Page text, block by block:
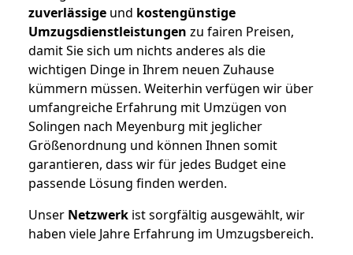
zuverlässige und kostengünstige
Umzugsdienstleistungen zu fairen Preisen,
damit Sie sich um nichts anderes als die
wichtigen Dinge in Ihrem neuen Zuhause
kümmern müssen. Weiterhin verfügen wir über
umfangreiche Erfahrung mit Umzügen von
Solingen nach Meyenburg mit jeglicher
Größenordnung und können Ihnen somit
garantieren, dass wir für jedes Budget eine
passende Lösung finden werden.
Unser Netzwerk ist sorgfältig ausgewählt, wir
haben viele Jahre Erfahrung im Umzugsbereich.